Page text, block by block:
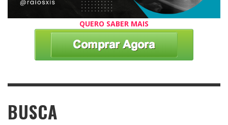
QUERO SABER MAIS
BUSCA